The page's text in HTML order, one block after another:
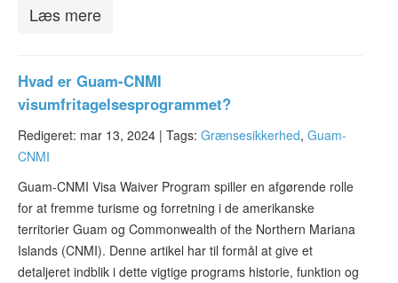
Læs mere
Hvad er Guam-CNMI
visumfritagelsesprogrammet?
Redigeret: mar 13, 2024 | Tags: Grænsesikkerhed, Guam-
CNMI
Guam-CNMI Visa Waiver Program spiller en afgørende rolle
for at fremme turisme og forretning i de amerikanske
territorier Guam og Commonwealth of the Northern Mariana
Islands (CNMI). Denne artikel har til formål at give et
detaljeret indblik i dette vigtige programs historie, funktion og